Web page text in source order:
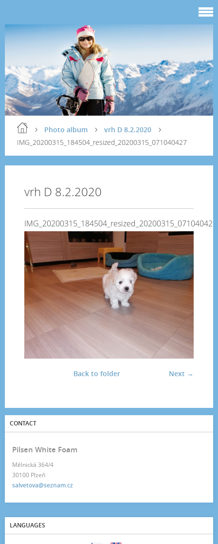
Photo album
vrh D 8.2.2020
IMG_20200315_184504_resized_20200315_071040427
vrh D 8.2.2020
IMG_20200315_184504_resized_20200315_071040427
Next →
Back to folder
CONTACT
Pilsen White Foam
Mělnická 364/4
30100 Plzeň
salvetova@seznam.cz
LANGUAGES